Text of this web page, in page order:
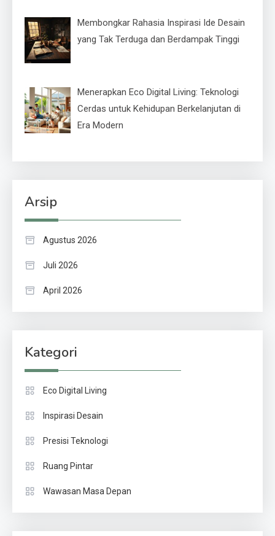
Membongkar Rahasia Inspirasi Ide Desain
yang Tak Terduga dan Berdampak Tinggi
Menerapkan Eco Digital Living: Teknologi
Cerdas untuk Kehidupan Berkelanjutan di
Era Modern
Arsip
Agustus 2026
Juli 2026
April 2026
Kategori
Eco Digital Living
Inspirasi Desain
Presisi Teknologi
Ruang Pintar
Wawasan Masa Depan